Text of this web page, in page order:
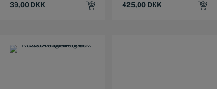
39,00 DKK 425,00 DKK